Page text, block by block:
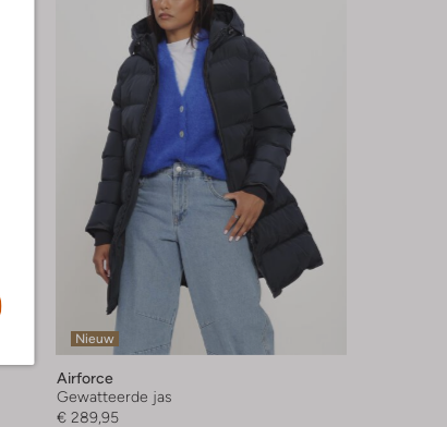
Nieuw
Airforce
Gewatteerde jas
€ 289,95